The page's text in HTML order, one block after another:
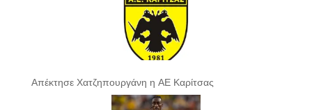
Απέκτησε Χατζηπουργάνη η ΑΕ Καρίτσας